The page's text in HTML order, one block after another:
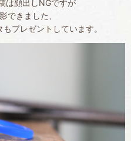
は顔出しNGですが
できました、
プレゼントしています。